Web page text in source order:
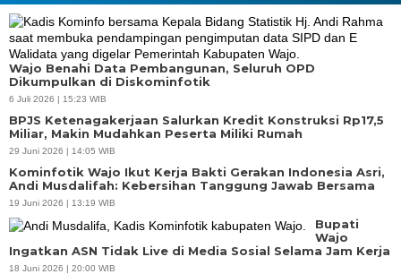
Wajo Benahi Data Pembangunan, Seluruh OPD
Dikumpulkan di Diskominfotik
6 Juli 2026 | 15:23 WIB
BPJS Ketenagakerjaan Salurkan Kredit Konstruksi Rp17,5
Miliar, Makin Mudahkan Peserta Miliki Rumah
29 Juni 2026 | 14:05 WIB
Kominfotik Wajo Ikut Kerja Bakti Gerakan Indonesia Asri,
Andi Musdalifah: Kebersihan Tanggung Jawab Bersama
19 Juni 2026 | 13:19 WIB
Bupati
Wajo
Ingatkan ASN Tidak Live di Media Sosial Selama Jam Kerja
18 Juni 2026 | 20:00 WIB